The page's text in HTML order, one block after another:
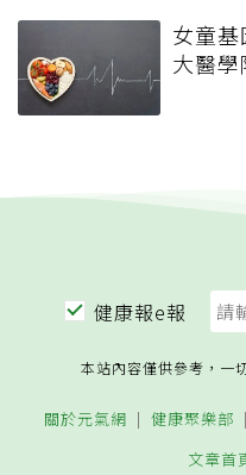
女童
大醫
健康報e報
本站內容僅供參考，一
關於元氣網 健康聚樂部
文章首